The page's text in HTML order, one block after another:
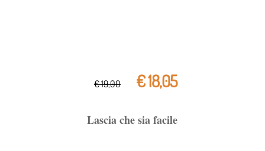
€ 19,00 € 18,05
Lascia che sia facile